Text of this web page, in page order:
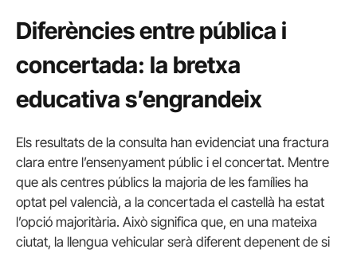
Diferències entre pública i
concertada: la bretxa
educativa s’engrandeix
Els resultats de la consulta han evidenciat una fractura
clara entre l’ensenyament públic i el concertat. Mentre
que als centres públics la majoria de les famílies ha
optat pel valencià, a la concertada el castellà ha estat
l’opció majoritària. Això significa que, en una mateixa
ciutat, la llengua vehicular serà diferent depenent de si